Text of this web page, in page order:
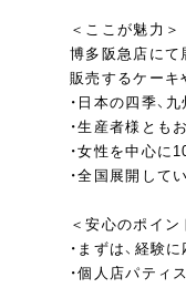
＜ここが魅力＞
博多阪急店にて
販売するケーキ
・日本の四季、
・生産者様とも
・女性を中心に
・全国展開して
＜安心のポイン
・まずは、経験
・個人店パティ